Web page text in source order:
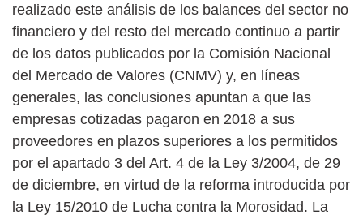
realizado este análisis de los balances del sector no
financiero y del resto del mercado continuo a partir
de los datos publicados por la Comisión Nacional
del Mercado de Valores (CNMV) y, en líneas
generales, las conclusiones apuntan a que las
empresas cotizadas pagaron en 2018 a sus
proveedores en plazos superiores a los permitidos
por el apartado 3 del Art. 4 de la Ley 3/2004, de 29
de diciembre, en virtud de la reforma introducida por
la Ley 15/2010 de Lucha contra la Morosidad. La